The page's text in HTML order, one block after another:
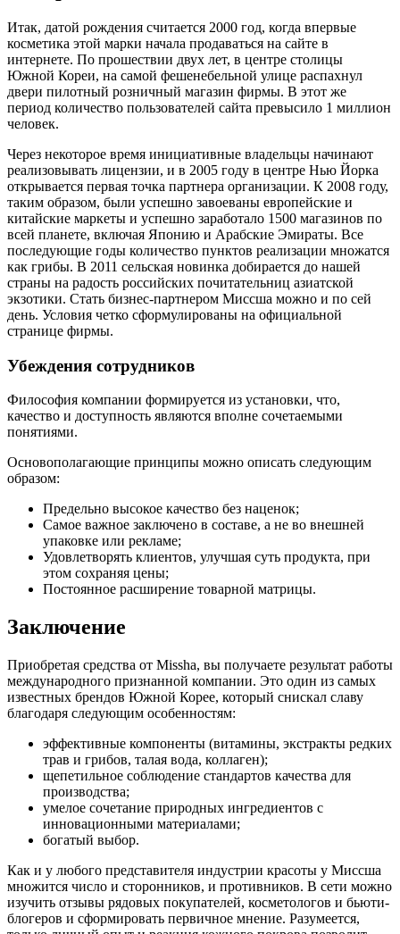
Итак, датой рождения считается 2000 год, когда впервые
косметика этой марки начала продаваться на сайте в
интернете. По прошествии двух лет, в центре столицы
Южной Кореи, на самой фешенебельной улице распахнул
двери пилотный розничный магазин фирмы. В этот же
период количество пользователей сайта превысило 1 миллион
человек.
Через некоторое время инициативные владельцы начинают
реализовывать лицензии, и в 2005 году в центре Нью Йорка
открывается первая точка партнера организации. К 2008 году,
таким образом, были успешно завоеваны европейские и
китайские маркеты и успешно заработало 1500 магазинов по
всей планете, включая Японию и Арабские Эмираты. Все
последующие годы количество пунктов реализации множатся
как грибы. В 2011 сельская новинка добирается до нашей
страны на радость российских почитательниц азиатской
экзотики. Стать бизнес-партнером Миссша можно и по сей
день. Условия четко сформулированы на официальной
странице фирмы.
Убеждения сотрудников
Философия компании формируется из установки, что,
качество и доступность являются вполне сочетаемыми
понятиями.
Основополагающие принципы можно описать следующим
образом:
Предельно высокое качество без наценок;
Самое важное заключено в составе, а не во внешней
упаковке или рекламе;
Удовлетворять клиентов, улучшая суть продукта, при
этом сохраняя цены;
Постоянное расширение товарной матрицы.
Заключение
Приобретая средства от Missha, вы получаете результат работы
международного признанной компании. Это один из самых
известных брендов Южной Корее, который снискал славу
благодаря следующим особенностям:
эффективные компоненты (витамины, экстракты редких
трав и грибов, талая вода, коллаген);
щепетильное соблюдение стандартов качества для
производства;
умелое сочетание природных ингредиентов с
инновационными материалами;
богатый выбор.
Как и у любого представителя индустрии красоты у Миссша
множится число и сторонников, и противников. В сети можно
изучить отзывы рядовых покупателей, косметологов и бьюти-
блогеров и сформировать первичное мнение. Разумеется,